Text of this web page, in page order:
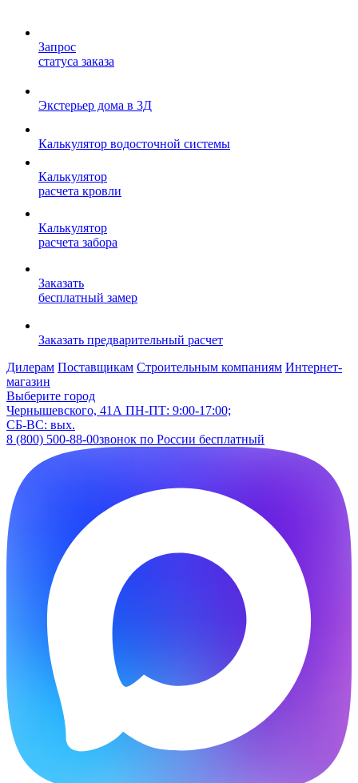
Запрос
статуса заказа
Экстерьер дома в 3Д
Калькулятор водосточной системы
Калькулятор
расчета кровли
Калькулятор
расчета забора
Заказать
бесплатный замер
Заказать предварительный расчет
Дилерам Поставщикам Строительным компаниям Интернет-
магазин
Выберите город
Чернышевского, 41А ПН-ПТ: 9:00-17:00;
СБ-ВС: вых.
8 (800) 500-88-00звонок по России бесплатный